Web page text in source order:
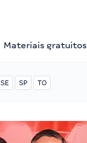
Materiais gratuitos
SE SP TO